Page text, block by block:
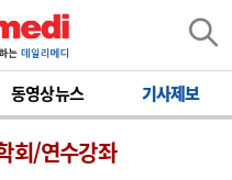
동영상뉴스 기사제보
회/연수강좌